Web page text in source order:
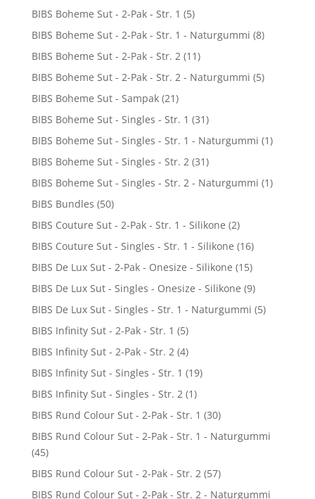
BIBS Boheme Sut - 2-Pak - Str. 1 (5)
BIBS Boheme Sut - 2-Pak - Str. 1 - Naturgummi (8)
BIBS Boheme Sut - 2-Pak - Str. 2 (11)
BIBS Boheme Sut - 2-Pak - Str. 2 - Naturgummi (5)
BIBS Boheme Sut - Sampak (21)
BIBS Boheme Sut - Singles - Str. 1 (31)
BIBS Boheme Sut - Singles - Str. 1 - Naturgummi (1)
BIBS Boheme Sut - Singles - Str. 2 (31)
BIBS Boheme Sut - Singles - Str. 2 - Naturgummi (1)
BIBS Bundles (50)
BIBS Couture Sut - 2-Pak - Str. 1 - Silikone (2)
BIBS Couture Sut - Singles - Str. 1 - Silikone (16)
BIBS De Lux Sut - 2-Pak - Onesize - Silikone (15)
BIBS De Lux Sut - Singles - Onesize - Silikone (9)
BIBS De Lux Sut - Singles - Str. 1 - Naturgummi (5)
BIBS Infinity Sut - 2-Pak - Str. 1 (5)
BIBS Infinity Sut - 2-Pak - Str. 2 (4)
BIBS Infinity Sut - Singles - Str. 1 (19)
BIBS Infinity Sut - Singles - Str. 2 (1)
BIBS Rund Colour Sut - 2-Pak - Str. 1 (30)
BIBS Rund Colour Sut - 2-Pak - Str. 1 - Naturgummi
(45)
BIBS Rund Colour Sut - 2-Pak - Str. 2 (57)
BIBS Rund Colour Sut - 2-Pak - Str. 2 - Naturgummi